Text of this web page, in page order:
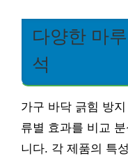
다양한 마
석
가구 바닥 긁힘 방
류별 효과를 비교
니다. 각 제품의 특